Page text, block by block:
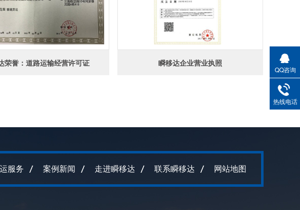
荣誉：道路运输经营许可证 瞬移达企业营业执照
服务 案例新闻 走进瞬移达 联系瞬移达 网站地图
QQ咨询
热线电话